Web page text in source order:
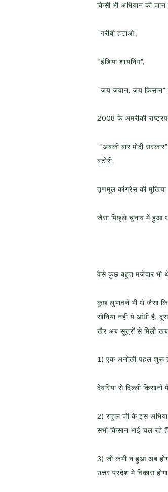
किसी भी अभियान की
“गरीबी हटाओ”,
“इंडिया शायनिंग”,
“जय जवान, जय किसान”
2008 के अमरीकी
“अबकी बार मोदी
बटोरी.
तृणमूल कांग्रेस की मुखिया
जैसा पिछ्ले चुनाव में हुआ
वैसे कुछ बहुत मजेदार भी
कुछ लुभावने भी थे जैसा कि
सोनिया नहीं ये आंधी है,
खैर अब सूत्रों से मिली
1) एक अनोखी पहल शुरू
देवरिया से दिल्ली
2) राहुल जी के इस
सभी किसान भाई चल रहे
3) जो कभी न हुआ अब
उत्तर प्रदेश मे विकास